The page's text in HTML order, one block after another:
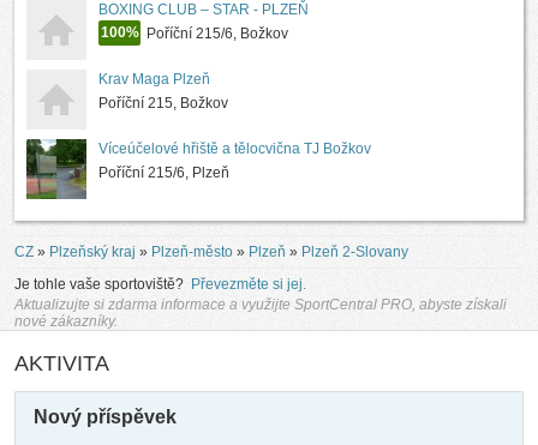
BOXING CLUB – STAR - PLZEŇ
100%
Poříční 215/6, Božkov
Krav Maga Plzeň
Poříční 215, Božkov
Víceúčelové hřiště a tělocvična TJ Božkov
Poříční 215/6, Plzeň
CZ » Plzeňský kraj » Plzeň-město » Plzeň » Plzeň 2-Slovany
Je tohle vaše sportoviště? Převezměte si jej.
Aktualizujte si zdarma informace a využijte SportCentral PRO, abyste získali
nové zákazníky.
AKTIVITA
Nový příspěvek